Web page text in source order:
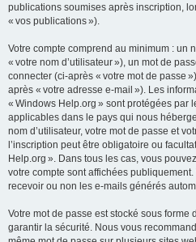
publications soumises après inscription,
« vos publications »).
Votre compte comprend au minimum : un
« votre nom d’utilisateur »), un mot de
connecter (ci-après « votre mot de passe
après « votre adresse e-mail »). Les
« Windows Help.org » sont protégées par
applicables dans le pays qui nous
nom d’utilisateur, votre mot de passe et
l’inscription peut être obligatoire ou
Help.org ». Dans tous les cas, vous
votre compte sont affichées
recevoir ou non les e-mails générés
Votre mot de passe est stocké sous
garantir la sécurité. Nous vous